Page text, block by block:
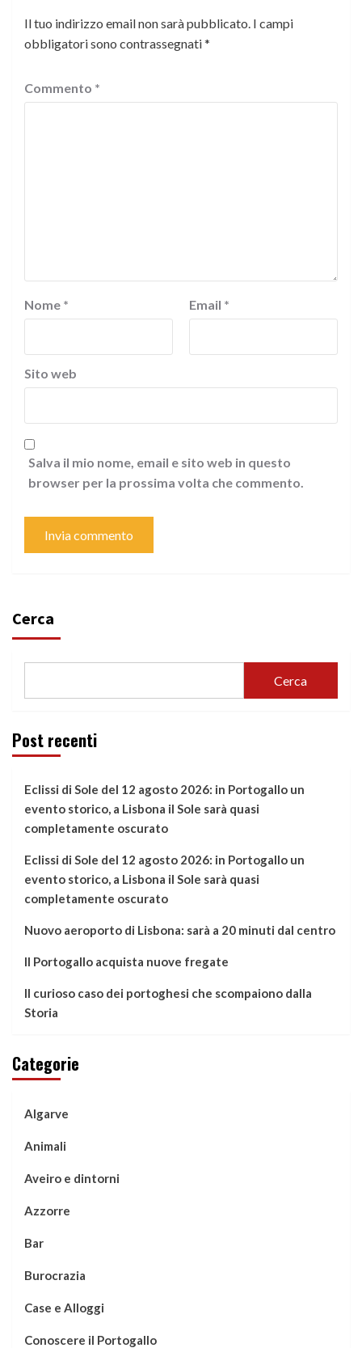
Il tuo indirizzo email non sarà pubblicato. I campi
obbligatori sono contrassegnati*
Commento *
Nome * Email *
Sito web
Salva il mio nome, email e sito web in questo
browser per la prossima volta che commento.
Cerca
Cerca
Post recenti
Eclissi di Sole del 12 agosto 2026: in Portogallo un
evento storico, a Lisbona il Sole sarà quasi
completamente oscurato
Eclissi di Sole del 12 agosto 2026: in Portogallo un
evento storico, a Lisbona il Sole sarà quasi
completamente oscurato
Nuovo aeroporto di Lisbona: sarà a 20 minuti dal centro
Il Portogallo acquista nuove fregate
Il curioso caso dei portoghesi che scompaiono dalla
Storia
Categorie
Algarve
Animali
Aveiro e dintorni
Azzorre
Bar
Burocrazia
Case e Alloggi
Conoscere il Portogallo